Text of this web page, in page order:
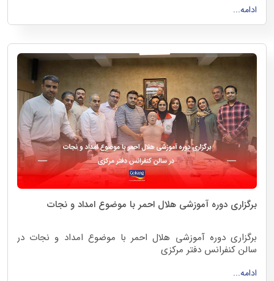
خرداد ماه 1404
ادامه...
برگزاری دوره آموزشی هلال احمر با موضوع امداد و نجات
برگزاری دوره آموزشی هلال احمر با موضوع امداد و نجات در
سالن کنفرانس دفتر مرکزی
اردیبهشت 1404
ادامه...